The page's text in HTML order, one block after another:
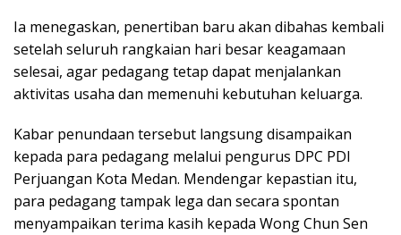
Ia menegaskan, penertiban baru akan dibahas kembali
setelah seluruh rangkaian hari besar keagamaan
selesai, agar pedagang tetap dapat menjalankan
aktivitas usaha dan memenuhi kebutuhan keluarga.
Kabar penundaan tersebut langsung disampaikan
kepada para pedagang melalui pengurus DPC PDI
Perjuangan Kota Medan. Mendengar kepastian itu,
para pedagang tampak lega dan secara spontan
menyampaikan terima kasih kepada Wong Chun Sen